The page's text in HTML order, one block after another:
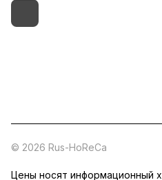
© 2026 Rus-HoReCa
Цены носят информационный